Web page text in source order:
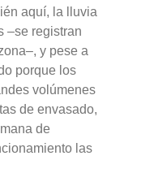
aquí, la lluvia
–se registran
y pese a
porque los
volúmenes
de envasado,
de
las